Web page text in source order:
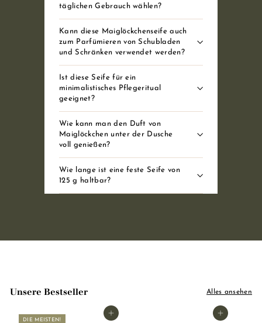
täglichen Gebrauch wählen?
Kann diese Maiglöckchenseife auch
zum Parfümieren von Schubladen
und Schränken verwendet werden?
Ist diese Seife für ein
minimalistisches Pflegeritual
geeignet?
Wie kann man den Duft von
Maiglöckchen unter der Dusche
voll genießen?
Wie lange ist eine feste Seife von
125 g haltbar?
Unsere Bestseller Alles ansehen
In den Warenkorb legen
DIE MEISTEN! In den Warenkorb legen